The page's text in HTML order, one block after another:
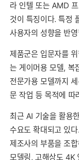
라 인텔 또는 AMD
것이 특징이다. 특정
사용자의 성향을 반
제품군은 입문자를
는 게이머용 모델, 복
전문가용 모델까지
문 작업 등 목적에 따
최근 AI 기술을 활용
수요도 확대되고 있
제조사의 부품을 조
모델링, 고해상도 4K